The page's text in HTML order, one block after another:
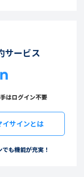
サービス
はログイン不要
イサインとは
も機能が充実！